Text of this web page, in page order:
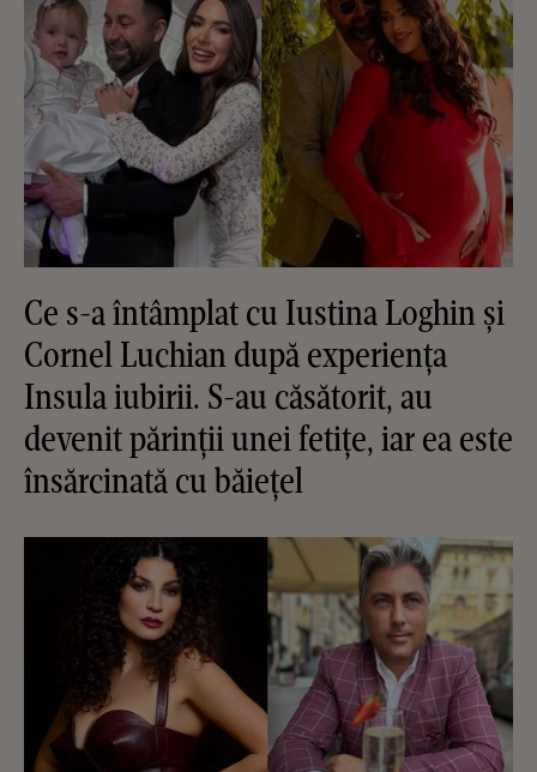
Ce s-a întâmplat cu Iustina Loghin și
Cornel Luchian după experiența
Insula iubirii. S-au căsătorit, au
devenit părinții unei fetițe, iar ea este
însărcinată cu băiețel